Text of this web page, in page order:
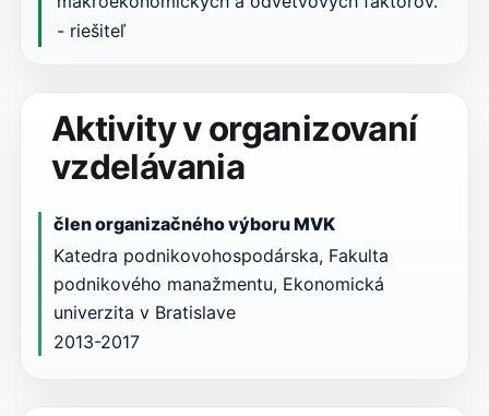
- riešiteľ
Aktivity v organizovaní
vzdelávania
člen organizačného výboru MVK
Katedra podnikovohospodárska, Fakulta
podnikového manažmentu, Ekonomická
univerzita v Bratislave
2013-2017